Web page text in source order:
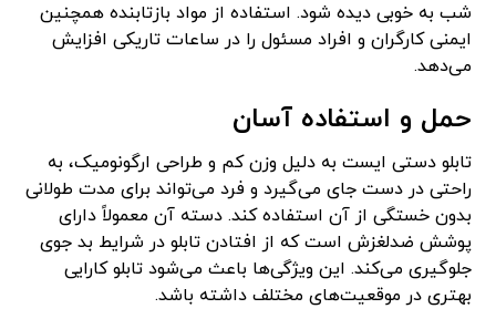
شب به خوبی دیده شود. استفاده از مواد بازتابنده همچنین
ایمنی کارگران و افراد مسئول را در ساعات تاریکی افزایش
می‌دهد.
حمل و استفاده آسان
تابلو دستی ایست به دلیل وزن کم و طراحی ارگونومیک، به
راحتی در دست جای می‌گیرد و فرد می‌تواند برای مدت طولانی
بدون خستگی از آن استفاده کند. دسته آن معمولاً دارای
پوشش ضدلغزش است که از افتادن تابلو در شرایط بد جوی
جلوگیری می‌کند. این ویژگی‌ها باعث می‌شود تابلو کارایی
بهتری در موقعیت‌های مختلف داشته باشد.